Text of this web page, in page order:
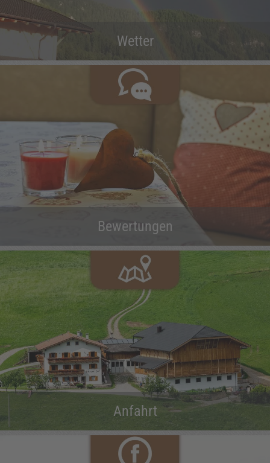
Wetter
Bewertungen
Anfahrt